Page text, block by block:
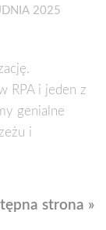
2025
RPA i jeden z
genialne
i
strona »